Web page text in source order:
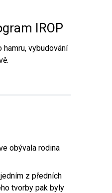
IROP
vybudování
obývala rodina
z předních
tvorby pak byly